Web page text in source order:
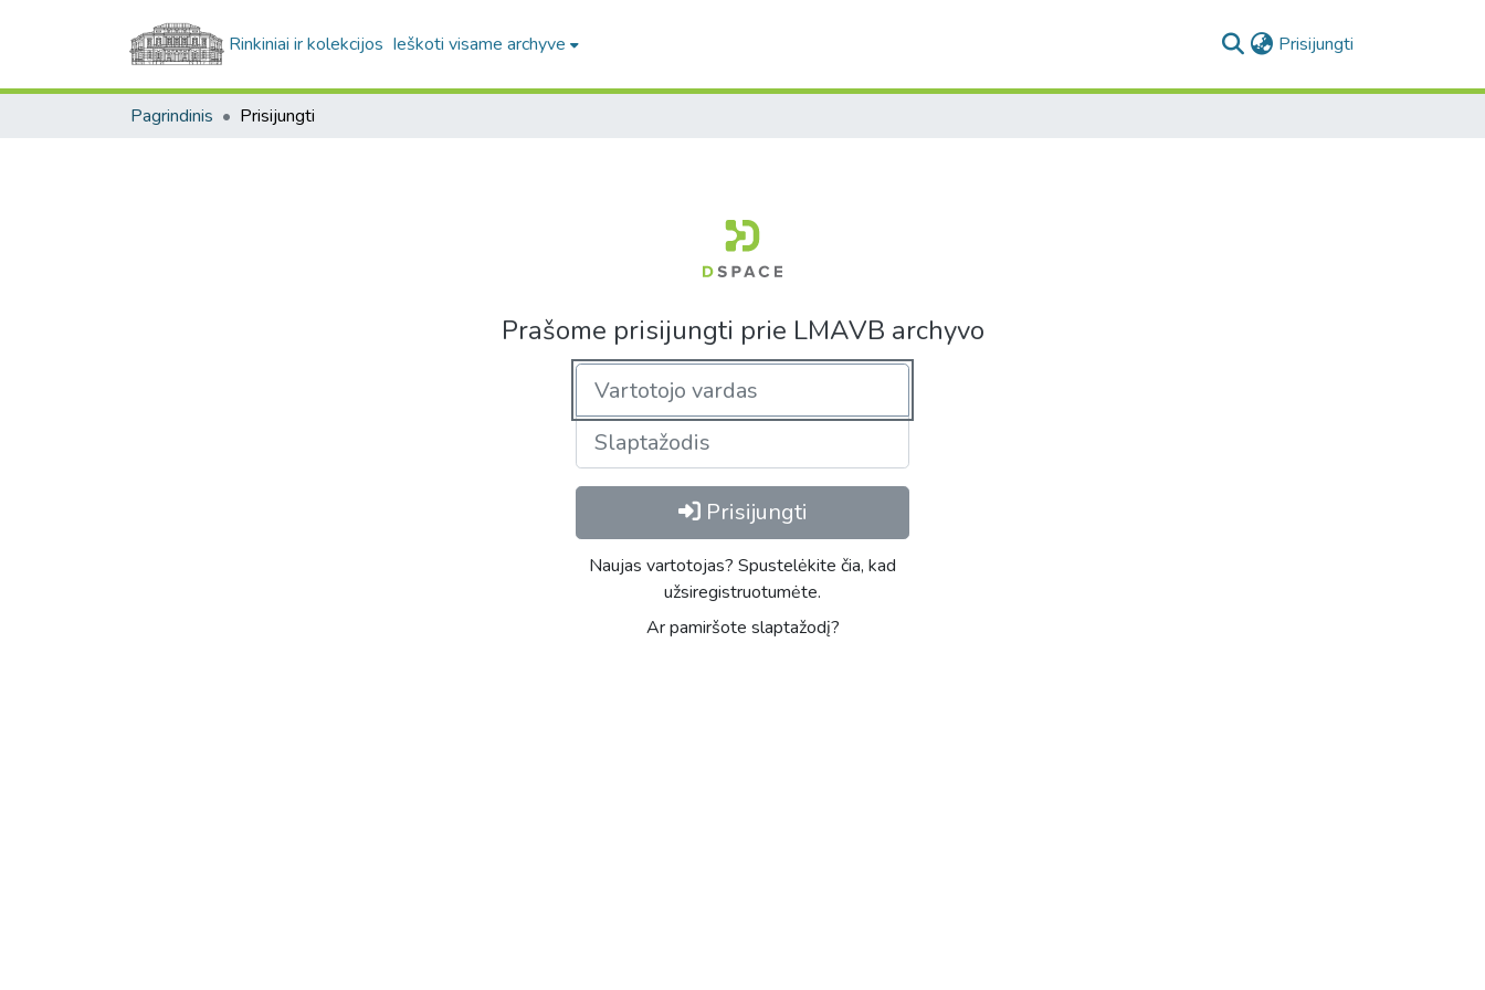
Rinkiniai ir kolekcijos Ieškoti visame archyve Prisijungti
Pagrindinis Prisijungti
Prašome prisijungti prie LMAVB archyvo
Prisijungti
Naujas vartotojas? Spustelėkite čia, kad
užsiregistruotumėte.
Ar pamiršote slaptažodį?